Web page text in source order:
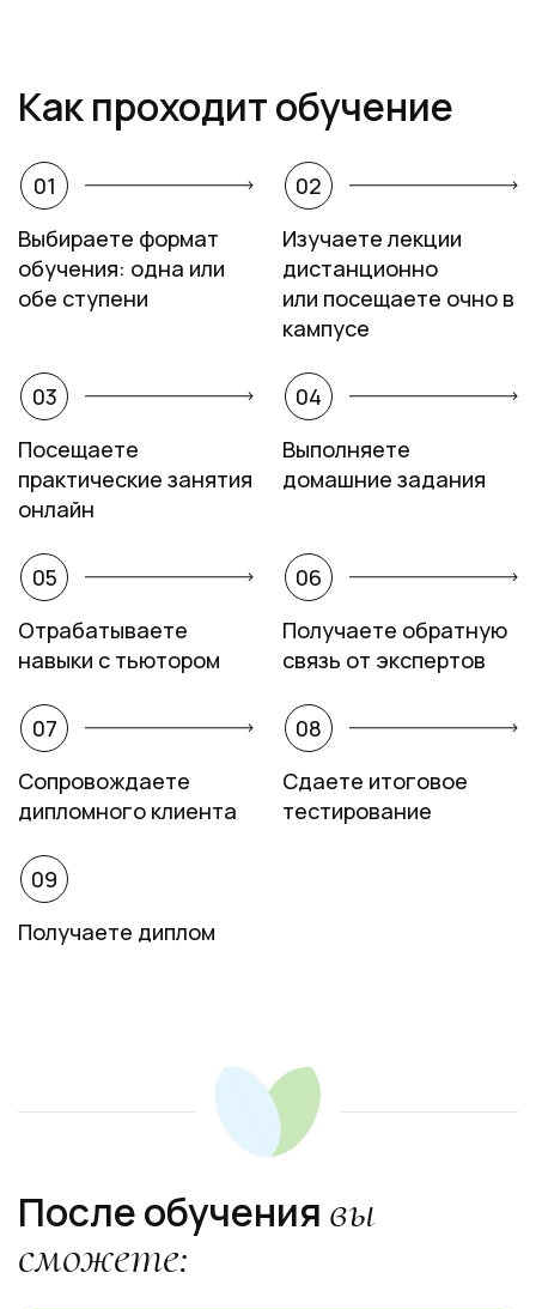
Как проходит обучение
01
Выбираете формат
обучения: одна или
обе ступени
02
Изучаете лекции
дистанционно
или посещаете очно в
кампусе
03
Посещаете
практические занятия
онлайн
04
Выполняете
домашние задания
05
Отрабатываете
навыки с тьютором
06
Получаете обратную
связь от экспертов
07
Сопровождаете
дипломного клиента
08
Сдаете итоговое
тестирование
09
Получаете диплом
После обучения вы
сможете: